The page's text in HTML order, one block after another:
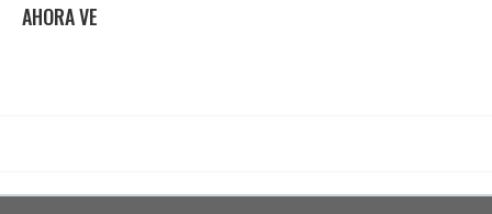
AHORA VE